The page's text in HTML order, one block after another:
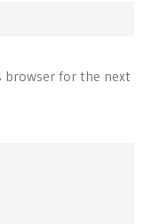
browser for the next